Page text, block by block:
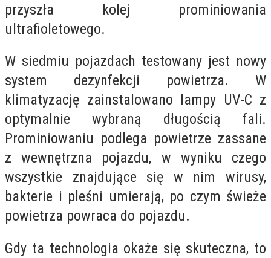
przyszła kolej prominiowania
ultrafioletowego.
W siedmiu pojazdach testowany jest nowy
system dezynfekcji powietrza. W
klimatyzację zainstalowano lampy UV-C z
optymalnie wybraną długością fali.
Prominiowaniu podlega powietrze zassane
z wewnętrzna pojazdu, w wyniku czego
wszystkie znajdujące się w nim wirusy,
bakterie i pleśni umierają, po czym świeże
powietrza powraca do pojazdu.
Gdy ta technologia okaże się skuteczna, to